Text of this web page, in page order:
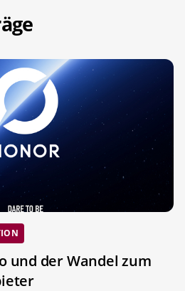
und der Wandel zum